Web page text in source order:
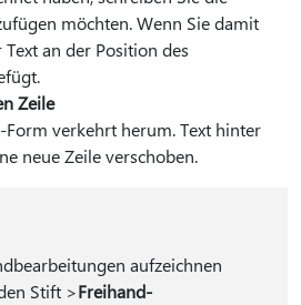
möchten. Wenn Sie damit
an der Position des
Zeile
Form verkehrt herum. Text hinter
neue Zeile verschoben.
aufzeichnen
Stift >Freihand-